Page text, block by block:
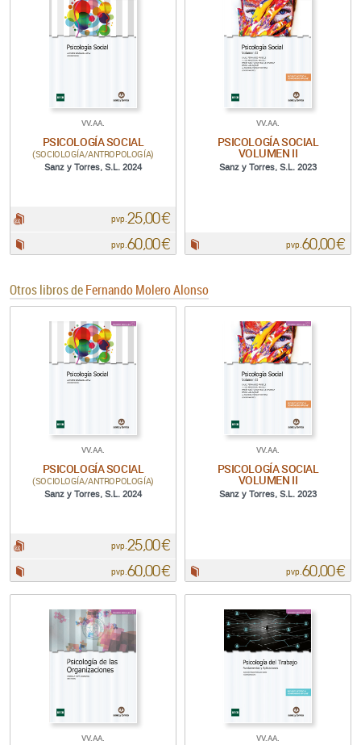
VV.AA.
PSICOLOGÍA SOCIAL
(SOCIOLOGÍA/ANTROPOLOGÍA)
Sanz y Torres, S.L. 2024
pvp. 25,00 €
pvp.60,00 €
VV.AA.
PSICOLOGÍA SOCIAL
VOLUMEN II
Sanz y Torres, S.L. 2023
pvp.60,00 €
Otros libros deFernando Molero Alonso
VV.AA.
PSICOLOGÍA SOCIAL
(SOCIOLOGÍA/ANTROPOLOGÍA)
Sanz y Torres, S.L. 2024
pvp. 25,00 €
pvp.60,00 €
VV.AA.
PSICOLOGÍA SOCIAL
VOLUMEN II
Sanz y Torres, S.L. 2023
pvp.60,00 €
VV.AA. VV.AA.